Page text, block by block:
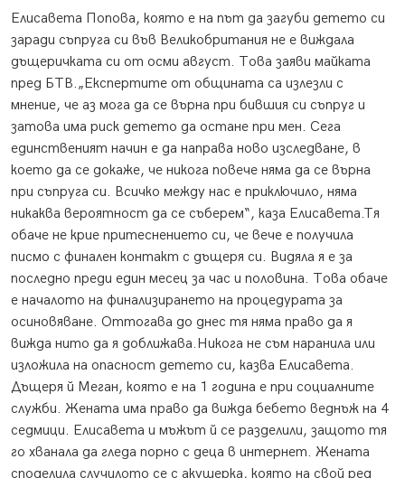
Елисавета Попова, която е на път да загуби детето си
заради съпруга си във Великобритания не е виждала
дъщеричката си от осми август. Това заяви майката
пред БТВ.„Експертите от общината са излезли с
мнение, че аз мога да се върна при бившия си съпруг и
затова има риск детето да остане при мен. Сега
единственият начин е да направа ново изследване, в
което да се докаже, че никога повече няма да се върна
при съпруга си. Всичко между нас е приключило, няма
никаква вероятност да се съберем“, каза Елисавета.Тя
обаче не крие притеснението си, че вече е получила
писмо с финален контакт с дъщеря си. Видяла я е за
последно преди един месец за час и половина. Това обаче
е началото на финализирането на процедурата за
осиновяване. Оттогава до днес тя няма право да я
вижда нито да я доближава.Никога не съм наранила или
изложила на опасност детето си, казва Елисавета.
Дъщеря й Меган, която е на 1 година е при социалните
служби. Жената има право да вижда бебето веднъж на 4
седмици. Елисавета и мъжът й се разделили, защото тя
го хванала да гледа порно с деца в интернет. Жената
споделила случилото се с акушерка, която на свой ред